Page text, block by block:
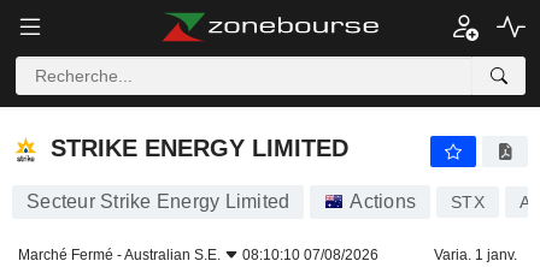
STRIKE ENERGY LIMITED
STRIKE ENERGY LIMITED
Secteur Strike Energy Limited Actions STX
Marché Fermé -Australian S.E. 08:10:10 07/08/2026 Varia. 1 janv.